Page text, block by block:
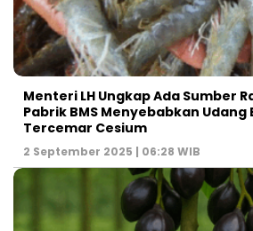
Menteri LH Ungkap Ada Sumber
Pabrik BMS Menyebabkan
Tercemar Cesium
2 September 2025 | 06:28 WIB